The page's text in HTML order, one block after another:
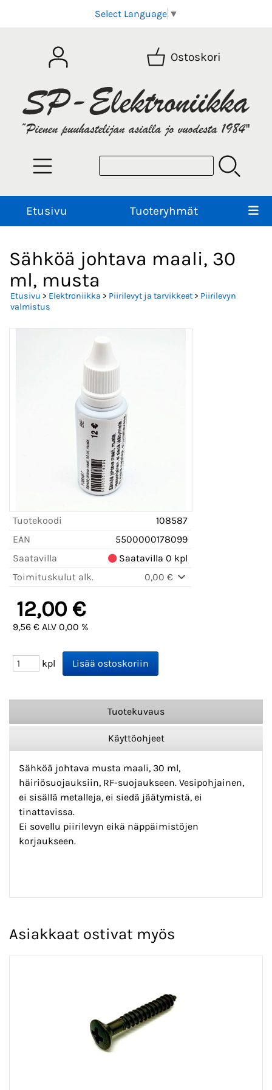
Select Language ▼
Ostoskori
Etusivu Tuoteryhmät
Sähköä johtava maali, 30
ml, musta
Etusivu > Elektroniikka > Piirilevyt ja tarvikkeet> Piirilevyn
valmistus
Tuotekoodi
108587
EAN
5500000178099
Saatavilla
Saatavilla 0 kpl
Toimituskulut alk.
0,00 €
12,00 €
9,56 € ALV 0,00 %
kpl
Tuotekuvaus
Käyttöohjeet
Sähköä johtava musta maali, 30 ml,
häiriösuojauksiin, RF-suojaukseen. Vesipohjainen,
ei sisällä metalleja, ei siedä jäätymistä, ei
tinattavissa.
Ei sovellu piirilevyn eikä näppäimistöjen
korjaukseen.
Asiakkaat ostivat myös